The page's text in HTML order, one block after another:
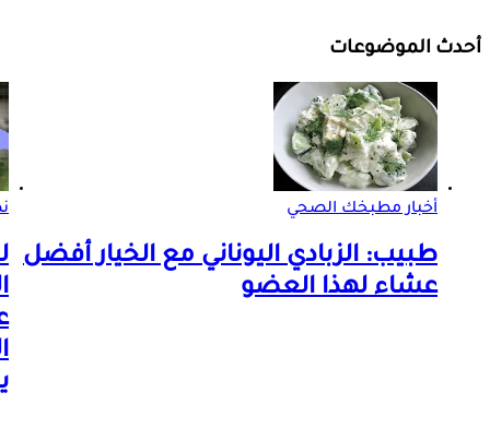
أحدث الموضوعات
أخبار مطبخك الصحي
طبيب: الزبادي اليوناني مع الخيار أفضل
عشاء لهذا العضو